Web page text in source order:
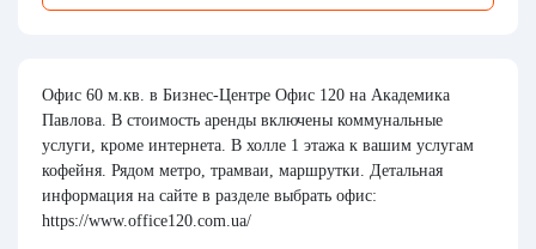
Офис 60 м.кв. в Бизнес-Центре Офис 120 на Академика
Павлова. В стоимость аренды включены коммунальные
услуги, кроме интернета. В холле 1 этажа к вашим услугам
кофейня. Рядом метро, трамваи, маршрутки. Детальная
информация на сайте в разделе выбрать офис:
https://www.office120.com.ua/